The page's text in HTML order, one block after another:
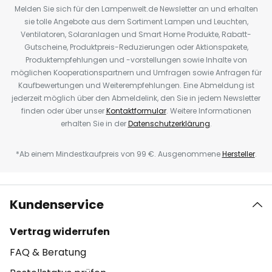
Melden Sie sich für den Lampenwelt.de Newsletter an und erhalten
sie tolle Angebote aus dem Sortiment Lampen und Leuchten,
Ventilatoren, Solaranlagen und Smart Home Produkte, Rabatt-
Gutscheine, Produktpreis-Reduzierungen oder Aktionspakete,
Produktempfehlungen und -vorstellungen sowie Inhalte von
möglichen Kooperationspartnern und Umfragen sowie Anfragen für
Kaufbewertungen und Weiterempfehlungen. Eine Abmeldung ist
jederzeit möglich über den Abmeldelink, den Sie in jedem Newsletter
finden oder über unserKontaktformular. Weitere Informationen
erhalten Sie in derDatenschutzerklärung.
*Ab einem Mindestkaufpreis von 99 €. AusgenommeneHersteller.
Kundenservice
Vertrag widerrufen
FAQ & Beratung